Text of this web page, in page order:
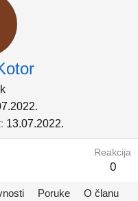
13.07.2022.
Reakcija
0
Poruke O članu